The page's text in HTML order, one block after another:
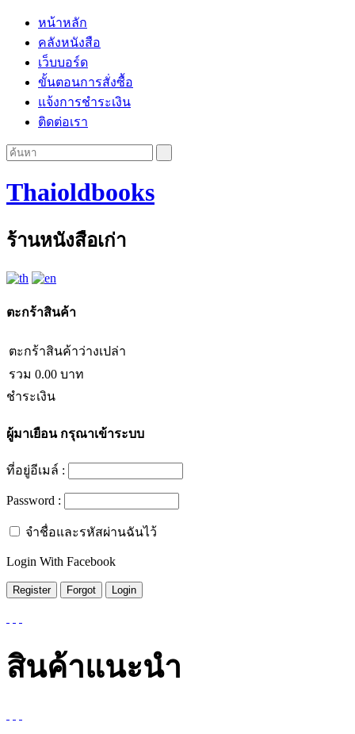
หน้าหลัก
คลังหนังสือ
เว็บบอร์ด
ขั้นตอนการสั่งซื้อ
แจ้งการชำระเงิน
ติดต่อเรา
Thaioldbooks
ร้านหนังสือเก่า
ตะกร้าสินค้า
ตะกร้าสินค้าว่างเปล่า
รวม 0.00 บาท
ชำระเงิน
ผู้มาเยือนกรุณาเข้าระบบ
ที่อยู่อีเมล์ :
Password :
จำชื่อและรหัสผ่านฉันไว้
Login With Facebook
สินค้าแนะนำ